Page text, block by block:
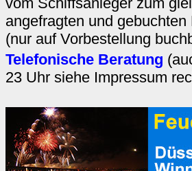
angefragten und
(nur auf Vorbestellung
Telefonische Beratung
23 Uhr siehe Impressum